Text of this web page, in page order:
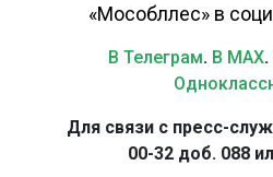
«Мособллес» в
В Телеграм. В MAX.
Для связи с пресс-
00-32 доб. 088